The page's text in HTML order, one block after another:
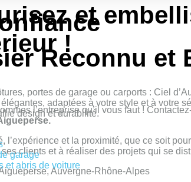
et
!
portes de garage ou carports : Ciel
adaptées à votre style et à votre
design et durabilité.
garage
et abris de voiture
Reconnu et
l’entreprise qu’il vous faut !
l’expérience et la proximité, que ce soit
clients et à réaliser des projets qui se
Auvergne-Rhône-Alpes